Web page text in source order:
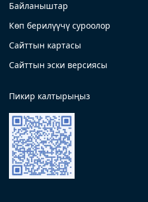
Байланыштар
Көп берилүүчү суроолор
Сайттын картасы
Сайттын эски версиясы
Пикир калтырыңыз